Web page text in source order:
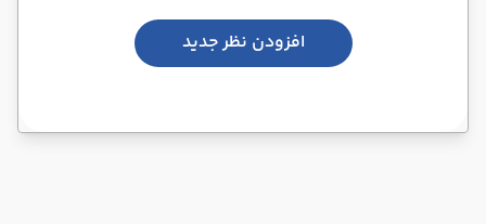
افزودن نظر جدید